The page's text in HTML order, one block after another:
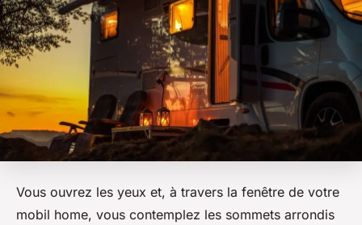
Vous ouvrez les yeux et, à travers la fenêtre de votre
mobil home, vous contemplez les sommets arrondis